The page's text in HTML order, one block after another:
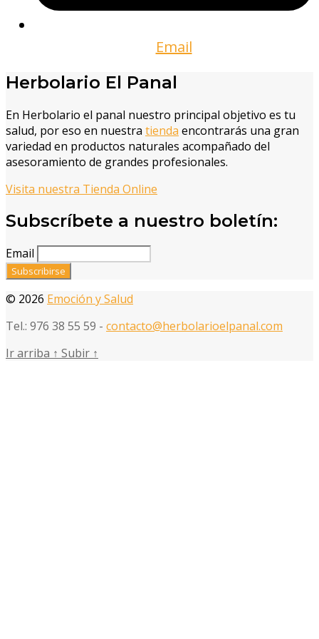
Email
Herbolario El Panal
En Herbolario el panal nuestro principal objetivo es tu
salud, por eso en nuestra tienda encontrarás una gran
variedad en productos naturales acompañado del
asesoramiento de grandes profesionales.
Visita nuestra Tienda Online
Subscríbete a nuestro boletín:
Email
© 2026 Emoción y Salud
Tel.: 976 38 55 59 - contacto@herbolarioelpanal.com
Ir arriba ↑ Subir ↑